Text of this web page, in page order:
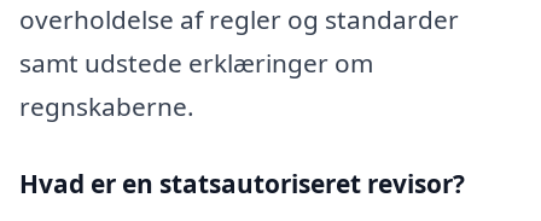
overholdelse af regler og standarder
samt udstede erklæringer om
regnskaberne.
Hvad er en statsautoriseret revisor?